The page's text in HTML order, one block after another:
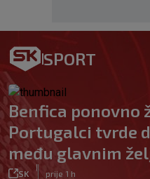
SPORT
Benfica ponovno
Portugalci tvrde
među glavnim
SK prije 1 h